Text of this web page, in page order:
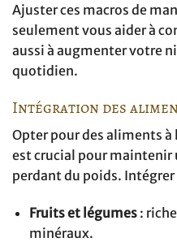
Ajuster ces macros de
seulement vous aider à
aussi à augmenter votre
quotidien.
Intégration des
Opter pour des aliments
est crucial pour maintenir
perdant du poids.
Fruits et légumes:
minéraux.